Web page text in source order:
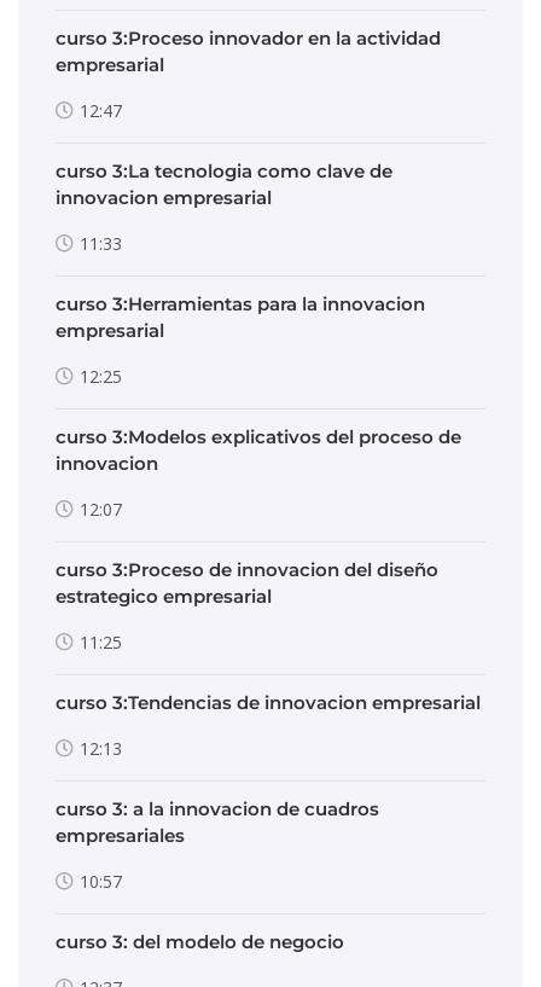
curso 3:Proceso innovador en la actividad
empresarial
12:47
curso 3:La tecnologia como clave de
innovacion empresarial
11:33
curso 3:Herramientas para la innovacion
empresarial
12:25
curso 3:Modelos explicativos del proceso de
innovacion
12:07
curso 3:Proceso de innovacion del diseño
estrategico empresarial
11:25
curso 3:Tendencias de innovacion empresarial
12:13
curso 3: a la innovacion de cuadros
empresariales
10:57
curso 3: del modelo de negocio